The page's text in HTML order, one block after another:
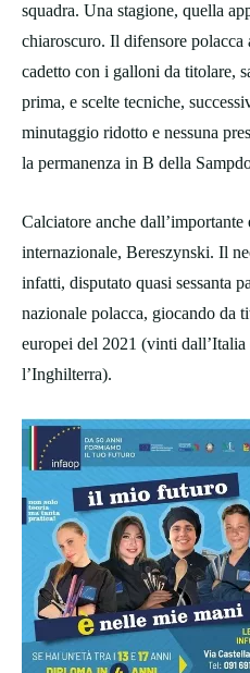
squadra. Una stagione, quella
chiaroscuro. Il difensore
cadetto con i galloni da titolare,
prima, e scelte tecniche,
minutaggio ridotto e nessuna
la permanenza in B della
Calciatore anche
internazionale, Bereszynski. Il
infatti, disputato quasi sessanta
nazionale polacca, giocando da
europei del 2021 (vinti
l’Inghilterra).